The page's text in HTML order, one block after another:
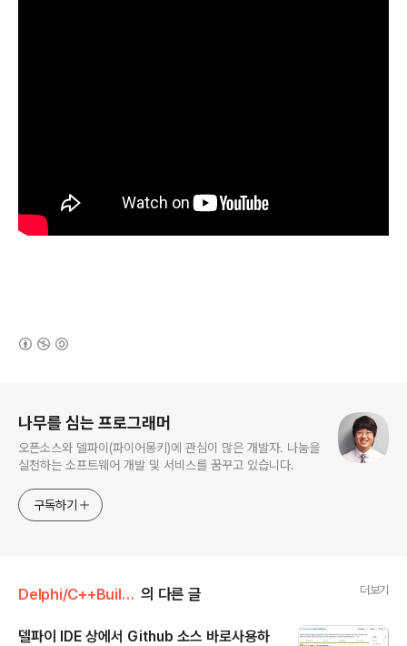
나무를 심는 프로그래머
오픈소스와 델파이(파이어몽키)에 관심이 많은 개발자. 나눔을
실천하는 소프트웨어 개발 및 서비스를 꿈꾸고 있습니다.
구독하기
Delphi/C++Builder 의 다른 글 더보기
델파이 IDE 상에서 Github 소스 바로사용하